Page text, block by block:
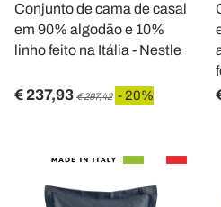
Conjunto de cama de casal
em 90% algodão e 10%
linho feito na Itália - Nestle
€ 237,93 € 297,42 - 20%